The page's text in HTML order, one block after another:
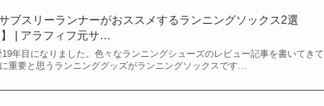
ブスリーランナーがおススメするランニングソックス2選
】 | アラフィフ元サ…
年目になりました。色々なランニングシューズのレビュー記事を書いてきて
重要と思うランニンググッズがランニングソックスです…